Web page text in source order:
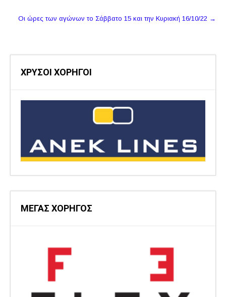
Οι ώρες των αγώνων το Σάββατο 15 και την Κυριακή 16/10/22 →
ΧΡΥΣΟΙ ΧΟΡΗΓΟΙ
ΜΕΓΑΣ ΧΟΡΗΓΟΣ